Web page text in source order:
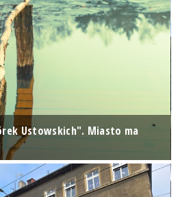
Ustowskich". Miasto ma